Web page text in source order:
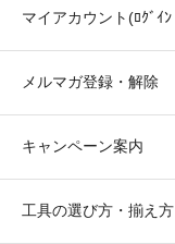
マイアカウント(ﾛｸﾞｲ
メルマガ登録・解除
キャンペーン案内
工具の選び方・揃え方